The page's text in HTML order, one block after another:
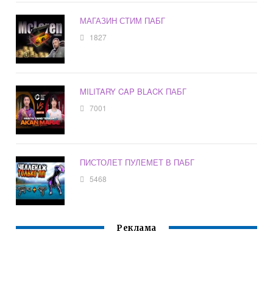
МАГАЗИН СТИМ ПАБГ
1827
MILITARY CAP BLACK ПАБГ
7001
ПИСТОЛЕТ ПУЛЕМЕТ В ПАБГ
5468
Реклама